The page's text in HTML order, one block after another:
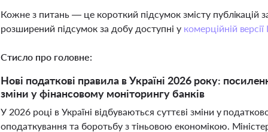
Кожне з питань — це короткий підсумок змісту
розширений підсумок за добу доступні у комерційній
Стисло про головне:
Нові податкові правила в Україні 2026 року:
зміни у фінансовому моніторингу банків
У 2026 році в Україні відбуваються суттєві зміни у
оподаткування та боротьбу з тіньовою економікою.